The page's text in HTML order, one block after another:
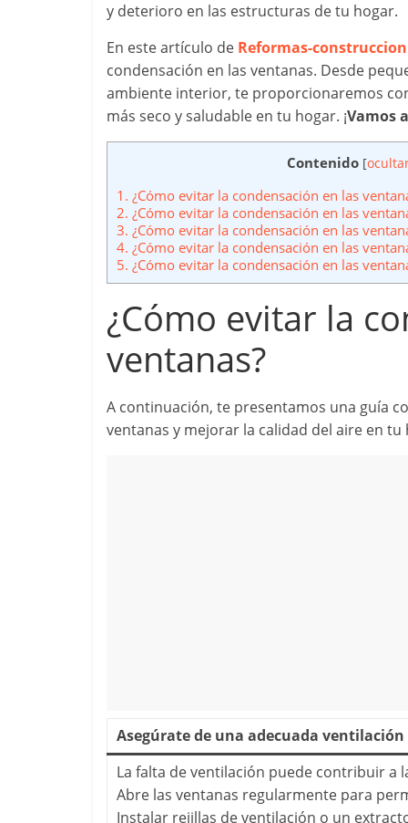
y deterioro en las estructuras de tu hogar.
En este artículo de Reformas-
condensación en las ventanas. Desde
ambiente interior, te proporcionaremos
más seco y saludable en tu hogar. ¡Vamos
Contenido [
1. ¿Cómo evitar la condensación en las
2. ¿Cómo evitar la condensación en las
3. ¿Cómo evitar la condensación en las
4. ¿Cómo evitar la condensación en las
5. ¿Cómo evitar la condensación en las
¿Cómo evitar la
ventanas?
A continuación, te presentamos una guía
ventanas y mejorar la calidad del aire en tu
Asegúrate de una adecuada ventilación
La falta de ventilación puede contribuir a
Abre las ventanas regularmente para
Instalar rejillas de ventilación o un